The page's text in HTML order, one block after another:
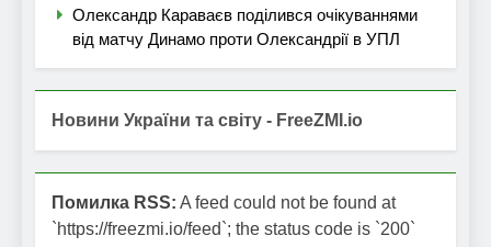
Олександр Караваєв поділився очікуваннями
від матчу Динамо проти Олександрії в УПЛ
Новини України та світу - FreeZMI.io
Помилка RSS: A feed could not be found at
`https://freezmi.io/feed`; the status code is `200`